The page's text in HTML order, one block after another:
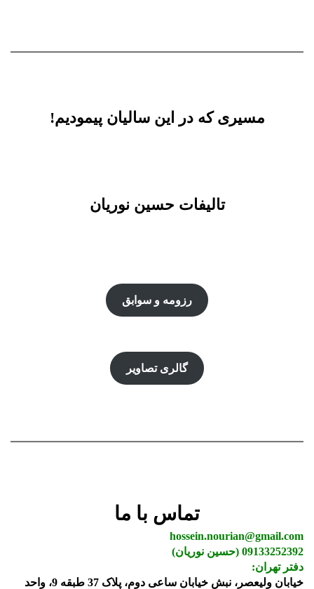
مسیری که در این سالیان پیمودیم!
تالیفات حسین نوریان
رزومه و سوابق
گالری تصاویر
تماس با ما
hossein.nourian@gmail.com
09133252392 (حسین نوریان)
دفتر تهران:
خیابان ولیعصر، نبش خیابان ساعی دوم، پلاک 37 طبقه 9، واحد